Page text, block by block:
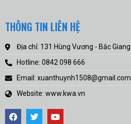
THÔNG TIN LIÊN HỆ
Địa chỉ: 131 Hùng Vương - Bắc Giang
Hotline: 0842 098 666
Email: xuanthuynh1508@gmail.com
Website: www.kwa.vn